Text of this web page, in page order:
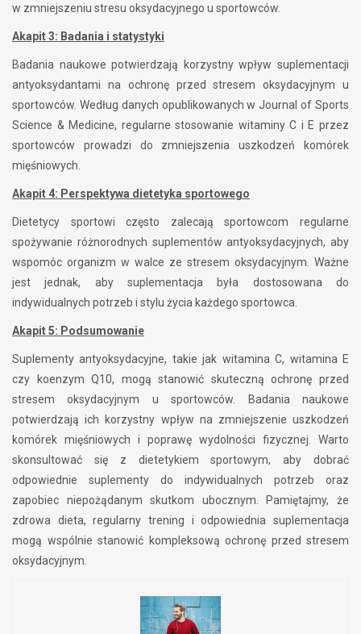
w zmniejszeniu stresu oksydacyjnego u sportowców.
Akapit 3: Badania i statystyki
Badania naukowe potwierdzają korzystny wpływ suplementacji
antyoksydantami na ochronę przed stresem oksydacyjnym u
sportowców. Według danych opublikowanych w Journal of Sports
Science & Medicine, regularne stosowanie witaminy C i E przez
sportowców prowadzi do zmniejszenia uszkodzeń komórek
mięśniowych.
Akapit 4: Perspektywa dietetyka sportowego
Dietetycy sportowi często zalecają sportowcom regularne
spożywanie różnorodnych suplementów antyoksydacyjnych, aby
wspomóc organizm w walce ze stresem oksydacyjnym. Ważne
jest jednak, aby suplementacja była dostosowana do
indywidualnych potrzeb i stylu życia każdego sportowca.
Akapit 5: Podsumowanie
Suplementy antyoksydacyjne, takie jak witamina C, witamina E
czy koenzym Q10, mogą stanowić skuteczną ochronę przed
stresem oksydacyjnym u sportowców. Badania naukowe
potwierdzają ich korzystny wpływ na zmniejszenie uszkodzeń
komórek mięśniowych i poprawę wydolności fizycznej. Warto
skonsultować się z dietetykiem sportowym, aby dobrać
odpowiednie suplementy do indywidualnych potrzeb oraz
zapobiec niepożądanym skutkom ubocznym. Pamiętajmy, że
zdrowa dieta, regularny trening i odpowiednia suplementacja
mogą wspólnie stanowić kompleksową ochronę przed stresem
oksydacyjnym.